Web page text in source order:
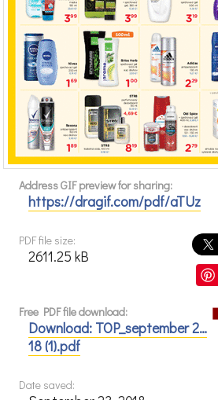
Address GIF preview for sharing:
https://dragif.com/pdf/aTUz
PDF file size:
2611.25 kB
Free PDF file download:
Download: TOP_september 2…
18 (1).pdf
Date saved: